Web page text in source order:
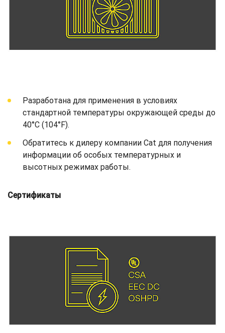
Разработана для применения в условиях
стандартной температуры окружающей среды до
40°C (104°F).
Обратитесь к дилеру компании Cat для получения
информации об особых температурных и
высотных режимах работы.
Сертификаты